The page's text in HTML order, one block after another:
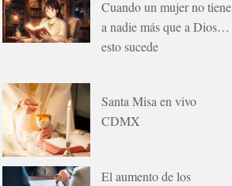
Cuando un mujer no tiene
a nadie más que a Dios…
esto sucede
Santa Misa en vivo
CDMX
El aumento de los